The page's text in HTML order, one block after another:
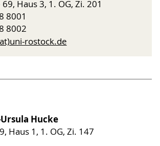
Haus 3, 1. OG, Zi. 201
8001
8002
rostock.de
Hucke
Haus 1, 1. OG, Zi. 147